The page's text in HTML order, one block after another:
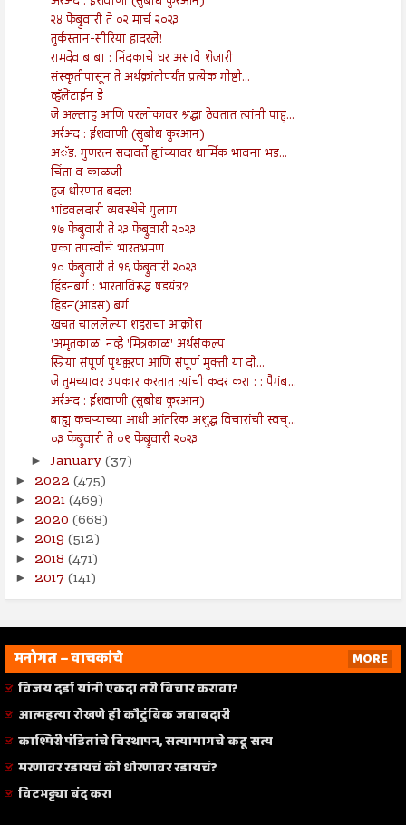
२४ फेब्रुवारी ते ०२ मार्च २०२३
तुर्कस्तान-सीरिया हादरले!
रामदेव बाबा : निंदकाचे घर असावे शेजारी
संस्कृतीपासून ते अर्थक्रांतीपर्यंत प्रत्येक गोष्टी...
व्हॅलेंटाईन डे
जे अल्लाह आणि परलोकावर श्रद्धा ठेवतात त्यांनी पाहु...
अर्रअद : ईशवाणी (सुबोध कुरआन)
अॅड. गुणरत्न सदावर्ते ह्यांच्यावर धार्मिक भावना भड...
चिंता व काळजी
हज धोरणात बदल!
भांडवलदारी व्यवस्थेचे गुलाम
१७ फेब्रुवारी ते २३ फेब्रुवारी २०२३
एका तपस्वीचे भारतभ्रमण
१० फेब्रुवारी ते १६ फेब्रुवारी २०२३
हिंडनबर्ग : भारताविरूद्ध षडयंत्र?
हिडन(आइस) बर्ग
खचत चाललेल्या शहरांचा आक्रोश
'अमृतकाळ' नव्हे 'मित्रकाळ' अर्थसंकल्प
स्त्रिया संपूर्ण पृथक्करण आणि संपूर्ण मुक्ती या दो...
जे तुमच्यावर उपकार करतात त्यांची कदर करा : : पैगंब...
अर्रअद : ईशवाणी (सुबोध कुरआन)
बाह्य कचऱ्याच्या आधी आंतरिक अशुद्ध विचारांची स्वच्...
०३ फेब्रुवारी ते ०९ फेब्रुवारी २०२३
► January(37)
► 2022 (475)
► 2021(469)
► 2020 (668)
► 2019 (512)
► 2018 (471)
► 2017 (141)
मनोगत – वाचकांचे
MORE
विजय दर्डा यांनी एकदा तरी विचार करावा?
आत्महत्या रोखणे ही कौटुंबिक जबाबदारी
काश्मिरी पंडितांचे विस्थापन, सत्यामागचे कटू सत्य
मरणावर रडायचं की धोरणावर रडायचं?
विटभट्ट्या बंद करा